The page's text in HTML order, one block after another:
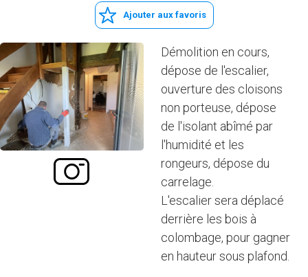
Ajouter aux favoris
Démolition en cours,
dépose de l'escalier,
ouverture des cloisons
non porteuse, dépose
de l'isolant abîmé par
l'humidité et les
rongeurs, dépose du
carrelage.
L'escalier sera déplacé
derrière les bois à
colombage, pour gagner
en hauteur sous plafond.